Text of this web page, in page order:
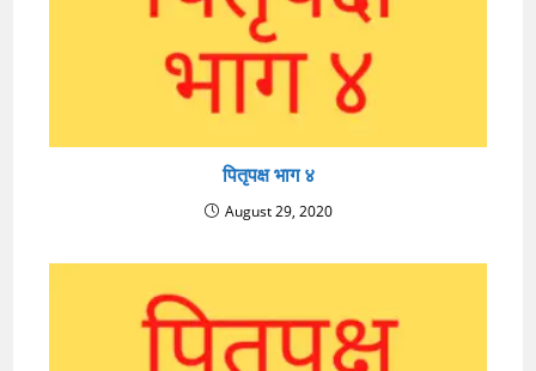
पितृपक्ष भाग ४
August 29, 2020